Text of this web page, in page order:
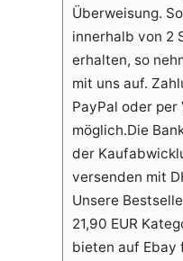
Überweisung.
innerhalb von 2
erhalten, so
mit uns auf.
PayPal oder per
möglich.Die
der
versenden mit
Unsere
21,90 EUR
bieten auf Ebay